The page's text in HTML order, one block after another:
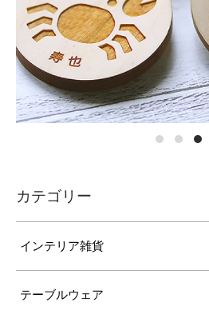
カテゴリー
インテリア雑貨
テーブルウェア